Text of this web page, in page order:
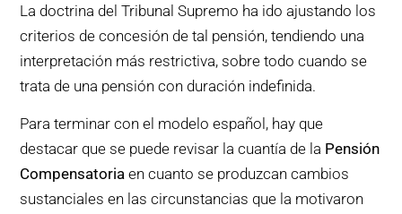
La doctrina del Tribunal Supremo ha ido ajustando los
criterios de concesión de tal pensión, tendiendo una
interpretación más restrictiva, sobre todo cuando se
trata de una pensión con duración indefinida.
Para terminar con el modelo español, hay que
destacar que se puede revisar la cuantía de la Pensión
Compensatoria en cuanto se produzcan cambios
sustanciales en las circunstancias que la motivaron